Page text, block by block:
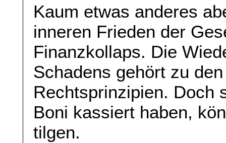
Kaum etwas anderes
inneren Frieden der
Finanzkollaps. Die
Schadens gehört zu
Rechtsprinzipien. Doch
Boni kassiert haben,
tilgen.